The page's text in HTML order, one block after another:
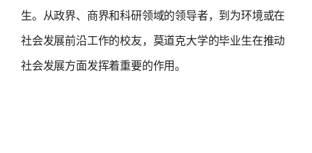
生。从政界、商界和科研领域的领导者，到为环境或在
社会发展前沿工作的校友，莫道克大学的毕业生在推动
社会发展方面发挥着重要的作用。